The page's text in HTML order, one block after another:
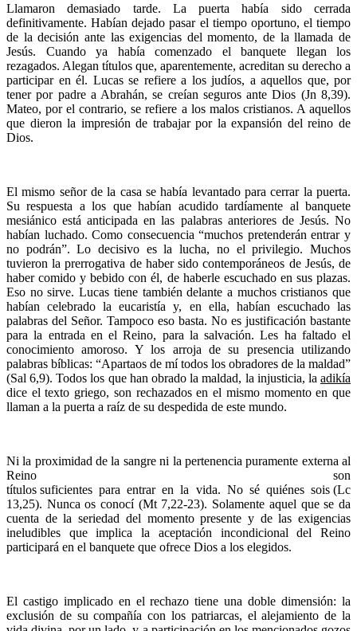
Llamaron demasiado tarde. La puerta había sido cerrada
definitivamente. Habían dejado pasar el tiempo oportuno, el tiempo
de la decisión ante las exigencias del momento, de la llamada de
Jesús. Cuando ya había comenzado el banquete llegan los
rezagados. Alegan títulos que, aparentemente, acreditan su derecho a
participar en él. Lucas se refiere a los judíos, a aquellos que, por
tener por padre a Abrahán, se creían seguros ante Dios (Jn 8,39).
Mateo, por el contrario, se refiere a los malos cristianos. A aquellos
que dieron la impresión de trabajar por la expansión del reino de
Dios.
El mismo señor de la casa se había levantado para cerrar la puerta.
Su respuesta a los que habían acudido tardíamente al banquete
mesiánico está anticipada en las palabras anteriores de Jesús. No
habían luchado. Como consecuencia “muchos pretenderán entrar y
no podrán”. Lo decisivo es la lucha, no el privilegio. Muchos
tuvieron la prerrogativa de haber sido contemporáneos de Jesús, de
haber comido y bebido con él, de haberle escuchado en sus plazas.
Eso no sirve. Lucas tiene también delante a muchos cristianos que
habían celebrado la eucaristía y, en ella, habían escuchado las
palabras del Señor. Tampoco eso basta. No es justificación bastante
para la entrada en el Reino, para la salvación. Les ha faltado el
conocimiento amoroso. Y los arroja de su presencia utilizando
palabras bíblicas: “Apartaos de mí todos los obradores de la maldad”
(Sal 6,9). Todos los que han obrado la maldad, la injusticia, la adikía
dice el texto griego, son rechazados en el mismo momento en que
llaman a la puerta a raíz de su despedida de este mundo.
Ni la proximidad de la sangre ni la pertenencia puramente externa al
Reino son
títulos suficientes para entrar en la vida. No sé quiénes sois (Lc
13,25). Nunca os conocí (Mt 7,22-23). Solamente aquel que se da
cuenta de la seriedad del momento presente y de las exigencias
ineludibles que implica la aceptación incondicional del Reino
participará en el banquete que ofrece Dios a los elegidos.
El castigo implicado en el rechazo tiene una doble dimensión: la
exclusión de su compañía con los patriarcas, el alejamiento de la